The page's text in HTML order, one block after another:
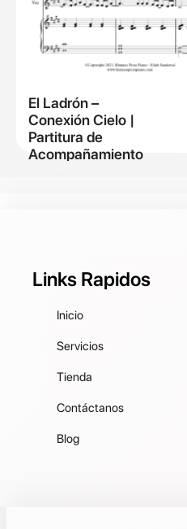
El Ladrón –
Conexión Cielo |
Partitura de
Acompañamiento
Links Rapidos
Inicio
Servicios
Tienda
Contáctanos
Blog